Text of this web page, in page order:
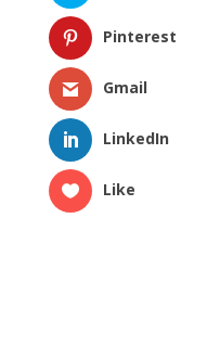
Pinterest
Gmail
LinkedIn
Like